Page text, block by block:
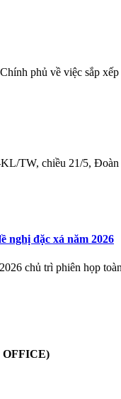
phủ về việc sắp
TW, chiều 21/5,
nghị đặc xá năm 2026
chủ trì phiên họp